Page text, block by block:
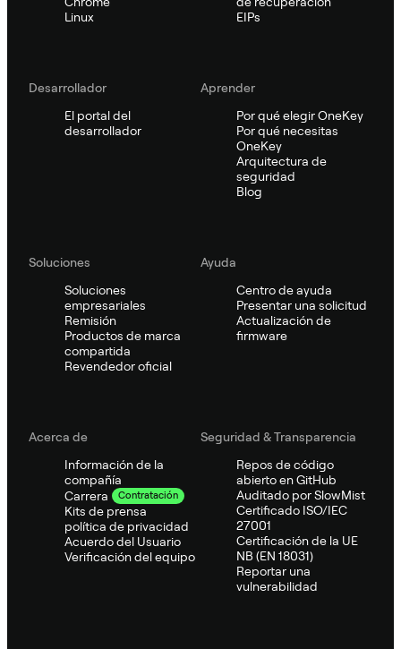
Linux
EIPs
Desarrollador
El portal del
desarrollador
Aprender
Por qué elegir OneKey
Por qué necesitas
OneKey
Arquitectura de
seguridad
Blog
Soluciones
Soluciones
empresariales
Remisión
Productos de marca
compartida
Revendedor oficial
Ayuda
Centro de ayuda
Presentar una solicitud
Actualización de
firmware
Acerca de
Información de la
compañía
Carrera
Contratación
Kits de prensa
política de privacidad
Acuerdo del Usuario
Verificación del equipo
Seguridad & Transparencia
Repos de código
abierto en GitHub
Auditado por SlowMist
Certificado ISO/IEC
27001
Certificación de la UE
NB (EN 18031)
Reportar una
vulnerabilidad